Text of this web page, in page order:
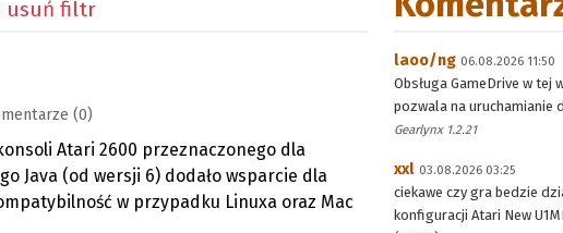
usuń filtr
(0)
Atari 2600 przeznaczonego dla
Java (od wersji 6) dodało wsparcie dla
w przypadku Linuxa oraz Mac
laoo/ng 06.08.2026 11:50
Obsługa GameDrive w tej
pozwala na uruchamianie
Gearlynx 1.2.21
xxl 03.08.2026 03:25
ciekawe czy gra bedzie
konfiguracji Atari New